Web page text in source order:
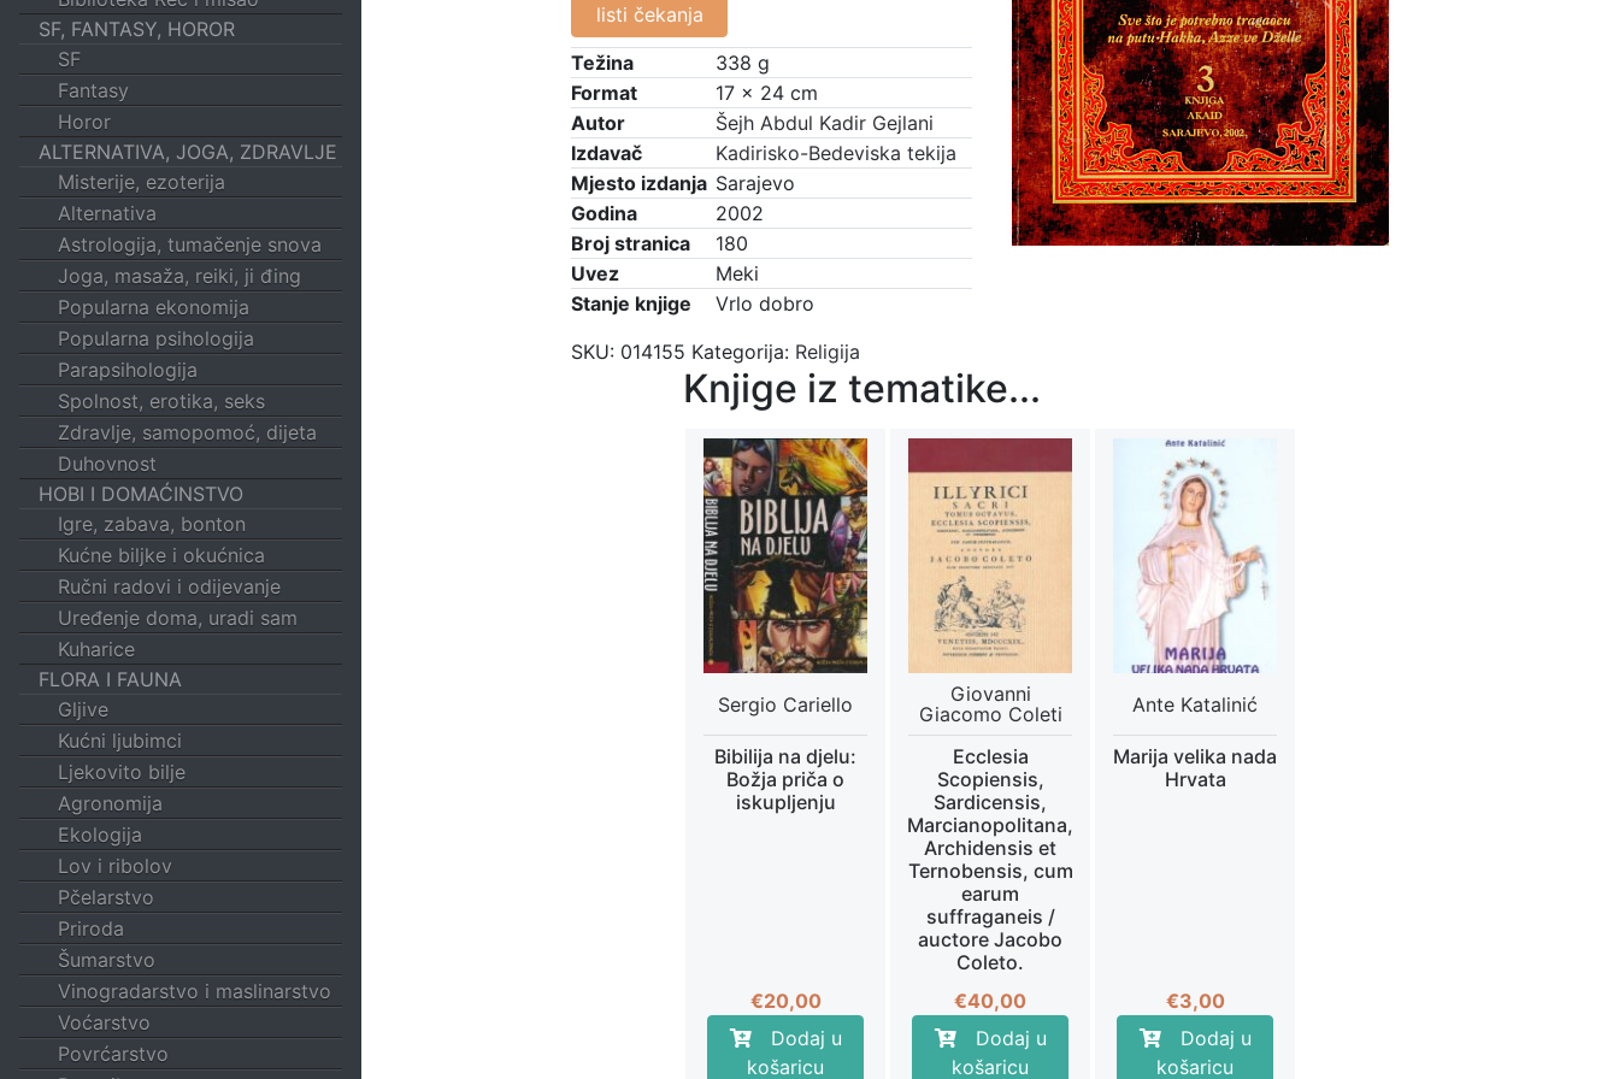
SF, FANTASY, HOROR
SF
Fantasy
Horor
ALTERNATIVA, JOGA, ZDRAVLJE
Misterije, ezoterija
Alternativa
Astrologija, tumačenje snova
Joga, masaža, reiki, ji đing
Popularna ekonomija
Popularna psihologija
Parapsihologija
Spolnost, erotika, seks
Zdravlje, samopomoć, dijeta
Duhovnost
HOBI I DOMAĆINSTVO
Igre, zabava, bonton
Kućne biljke i okućnica
Ručni radovi i odijevanje
Uređenje doma, uradi sam
Kuharice
FLORA I FAUNA
Gljive
Kućni ljubimci
Ljekovito bilje
Agronomija
Ekologija
Lov i ribolov
Pčelarstvo
Priroda
Šumarstvo
Vinogradarstvo i maslinarstvo
Voćarstvo
Povrćarstvo
listi čekanja
Težina
338 g
Format
17 × 24 cm
Autor
Šejh Abdul Kadir Gejlani
Izdavač
Kadirisko-Bedeviska tekija
Mjesto izdanja Sarajevo
Godina
2002
Broj stranica
180
Uvez
Meki
Stanje knjige
Vrlo dobro
SKU: 014155 Kategorija: Religija
Knjige iz tematike...
Sergio Cariello
Bibilija na djelu:
Božja priča o
iskupljenju
€20,00
Dodaj u
košaricu
Giovanni
Giacomo Coleti
Ecclesia
Scopiensis,
Sardicensis,
Marcianopolitana,
Archidensis et
Ternobensis, cum
earum
suffraganeis /
auctore Jacobo
Coleto.
€40,00
Dodaj u
košaricu
Ante Katalinić
Marija velika nada
Hrvata
€3,00
Dodaj u
košaricu